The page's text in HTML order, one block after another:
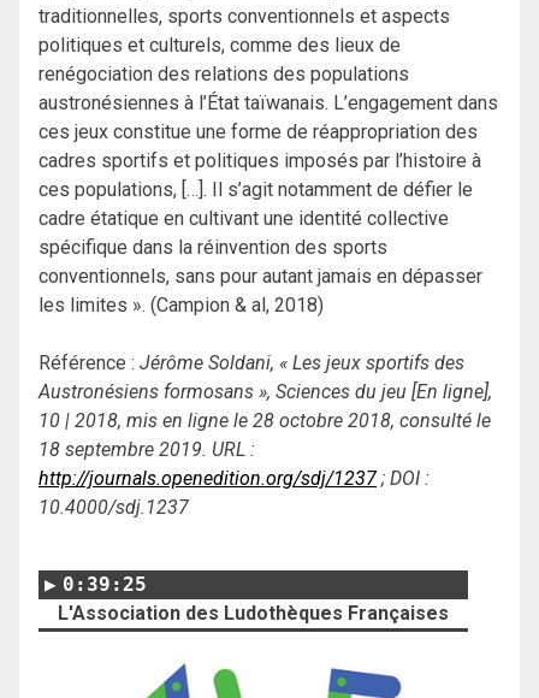
traditionnelles, sports conventionnels et aspects
politiques et culturels, comme des lieux de
renégociation des relations des populations
austronésiennes à l’État taïwanais. L’engagement dans
ces jeux constitue une forme de réappropriation des
cadres sportifs et politiques imposés par l’histoire à
ces populations, […]. Il s’agit notamment de défier le
cadre étatique en cultivant une identité collective
spécifique dans la réinvention des sports
conventionnels, sans pour autant jamais en dépasser
les limites ». (Campion & al, 2018)
Référence : Jérôme Soldani, « Les jeux sportifs des
Austronésiens formosans », Sciences du jeu [En ligne],
10 | 2018, mis en ligne le 28 octobre 2018, consulté le
18 septembre 2019. URL :
http://journals.openedition.org/sdj/1237 ; DOI :
10.4000/sdj.1237
0:39:25
L'Association des Ludothèques Françaises